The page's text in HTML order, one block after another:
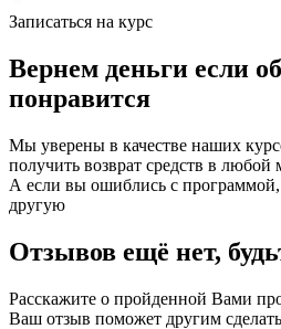
Записаться на курс
Вернем деньги если
понравится
Мы уверены в качестве наших
получить возврат средств в любой
А если вы ошиблись с
другую
Отзывов ещё нет,
Расскажите о пройденной Вами
Ваш отзыв поможет другим